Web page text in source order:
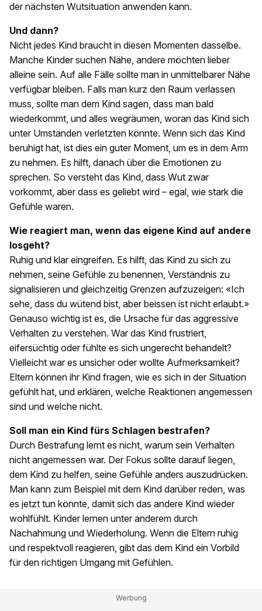
der nächsten Wutsituation anwenden kann.
Und dann?
Nicht jedes Kind braucht in diesen Momenten dasselbe.
Manche Kinder suchen Nähe, andere möchten lieber
alleine sein. Auf alle Fälle sollte man in unmittelbarer Nähe
verfügbar bleiben. Falls man kurz den Raum verlassen
muss, sollte man dem Kind sagen, dass man bald
wiederkommt, und alles wegräumen, woran das Kind sich
unter Umständen verletzten könnte. Wenn sich das Kind
beruhigt hat, ist dies ein guter Moment, um es in dem Arm
zu nehmen. Es hilft, danach über die Emotionen zu
sprechen. So versteht das Kind, dass Wut zwar
vorkommt, aber dass es geliebt wird – egal, wie stark die
Gefühle waren.
Wie reagiert man, wenn das eigene Kind auf andere
losgeht?
Ruhig und klar eingreifen. Es hilft, das Kind zu sich zu
nehmen, seine Gefühle zu benennen, Verständnis zu
signalisieren und gleichzeitig Grenzen aufzuzeigen: «Ich
sehe, dass du wütend bist, aber beissen ist nicht erlaubt.»
Genauso wichtig ist es, die Ursache für das aggressive
Verhalten zu verstehen. War das Kind frustriert,
eifersüchtig oder fühlte es sich ungerecht behandelt?
Vielleicht war es unsicher oder wollte Aufmerksamkeit?
Eltern können ihr Kind fragen, wie es sich in der Situation
gefühlt hat, und erklären, welche Reaktionen angemessen
sind und welche nicht.
Soll man ein Kind fürs Schlagen bestrafen?
Durch Bestrafung lernt es nicht, warum sein Verhalten
nicht angemessen war. Der Fokus sollte darauf liegen,
dem Kind zu helfen, seine Gefühle anders auszudrücken.
Man kann zum Beispiel mit dem Kind darüber reden, was
es jetzt tun könnte, damit sich das andere Kind wieder
wohlfühlt. Kinder lernen unter anderem durch
Nachahmung und Wiederholung. Wenn die Eltern ruhig
und respektvoll reagieren, gibt das dem Kind ein Vorbild
für den richtigen Umgang mit Gefühlen.